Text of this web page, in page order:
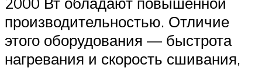
производительностью. Отличие
этого оборудования — быстрота
нагревания и скорость сшивания,